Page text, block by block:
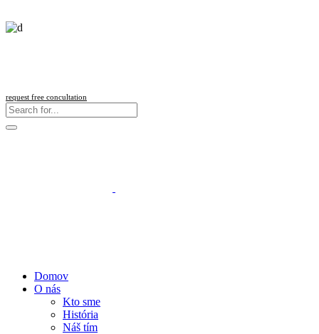
request free concultation
Domov
O nás
Kto sme
História
Náš tím